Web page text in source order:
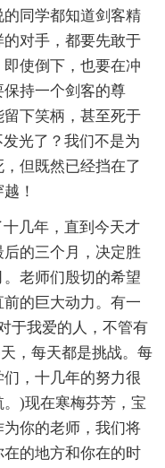
同学都知道剑客精
对手，都要先敢于
使倒下，也要在冲
持一个剑客的尊
下笑柄，甚至死于
光了？我们不是为
但既然已经挡在了
！
几年，直到今天才
的三个月，决定胜
老师们殷切的希望
的巨大动力。有一
于我爱的人，不管有
，每天都是挑战。每
，十几年的努力很
)现在寒梅芬芳，宝
你的老师，我们将
的地方和你在的时